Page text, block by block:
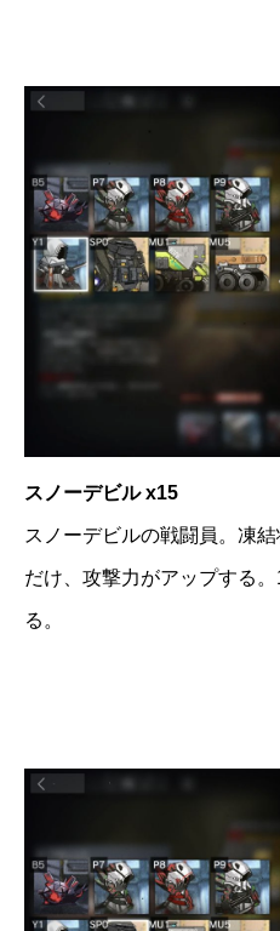
スノーデビル x15
スノーデビルの戦闘員。凍
だけ、攻撃力がアップする
る。